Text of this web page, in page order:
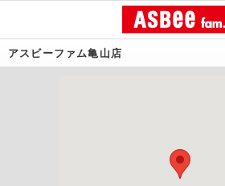
アスビーファム亀山店